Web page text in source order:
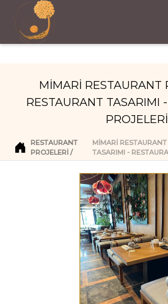
MİMARİ RESTAURANT
RESTAURANT TASARIMI
PROJELERİ
RESTAURANT
PROJELERI
MİMARİ
TASARIMI -